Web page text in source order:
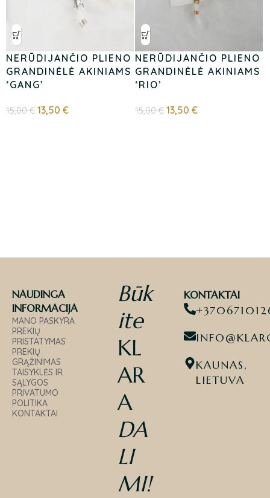
NERŪDIJANČIO PLIENO
GRANDINĖLĖ AKINIAMS
‘GANG’
15,00€ 13,50 €
NERŪDIJANČIO PLIENO
GRANDINĖLĖ AKINIAMS
‘RIO’
15,00€ 13,50€
NAUDINGA
INFORMACIJA
MANO PASKYRA
PREKIŲ
PRISTATYMAS
PREKIŲ
GRĄŽINIMAS
TAISYKLĖS IR
SĄLYGOS
PRIVATUMO
POLITIKA
KONTAKTAI
Būk
ite
KL
AR
A
DA
LI
MI!
KONTAKTAI
KAUNAS,
LIETUVA